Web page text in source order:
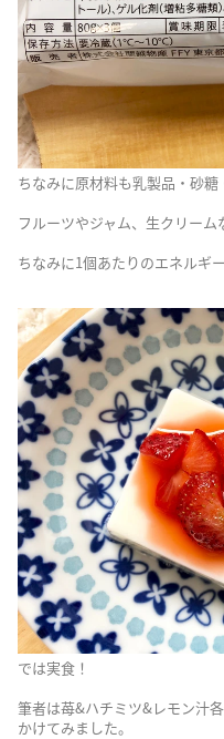
ちなみに原材料も乳製品・砂糖
フルーツやジャム、生クリー
ちなみに1個あたりのエネルギ
では実食！
筆者は苺&ハチミツ&レモン汁
かけてみました。